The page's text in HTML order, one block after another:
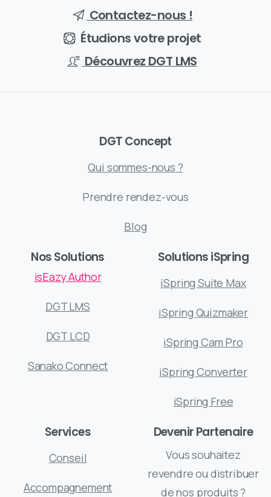
Contactez-nous !
Étudions votre projet
Découvrez DGT LMS
DGT Concept
Qui sommes-nous ?
Prendre rendez-vous
Blog
Nos Solutions
isEazy Author
DGT LMS
DGT LCD
Sanako Connect
Solutions iSpring
iSpring Suite Max
iSpring Quizmaker
iSpring Cam Pro
iSpring Converter
iSpring Free
Services
Conseil
Accompagnement
Devenir Partenaire
Vous souhaitez
revendre ou distribuer
de nos produits ?